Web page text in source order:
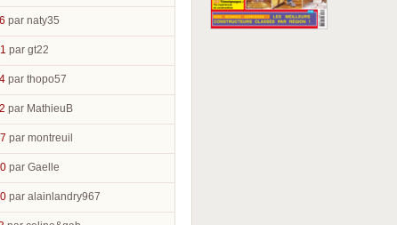
par naty35
par gt22
par thopo57
par MathieuB
par montreuil
par Gaelle
par alainlandry967